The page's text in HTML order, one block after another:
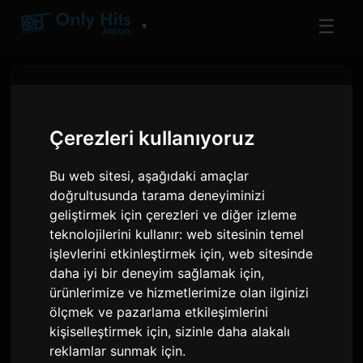
Çerezleri kullanıyoruz
Bu web sitesi, aşağıdaki amaçlar
doğrultusunda tarama deneyiminizi
geliştirmek için çerezleri ve diğer izleme
teknolojilerini kullanır:web sitesinin temel
işlevlerini etkinleştirmek için,web sitesinde
daha iyi bir deneyim sağlamak için,
ürünlerimize ve hizmetlerimize olan ilginizi
ölçmek ve pazarlama etkileşimlerini
kişiselleştirmek için, sizinle daha alakalı
reklamlar sunmak için.
▼ ☰
MXV, Nippon Columbia'da
'Perfume' ile çıkış yaptı
Samtarafından
4 Haziran 2026